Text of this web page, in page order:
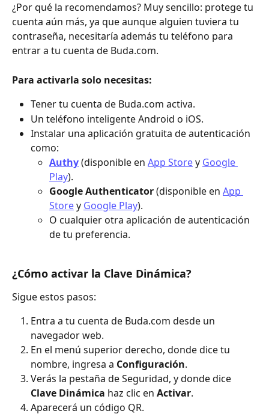
¿Por qué la recomendamos? Muy sencillo: protege tu
cuenta aún más, ya que aunque alguien tuviera tu
contraseña, necesitaría además tu teléfono para
entrar a tu cuenta de Buda.com.
Para activarla solo necesitas:
Tener tu cuenta de Buda.com activa.
Un teléfono inteligente Android o iOS.
Instalar una aplicación gratuita de autenticación
como:
Authy (disponible en App Store y Google
Play).
Google Authenticator (disponible en App
Store y Google Play).
O cualquier otra aplicación de autenticación
de tu preferencia.
¿Cómo activar la Clave Dinámica?
Sigue estos pasos:
Entra a tu cuenta de Buda.com desde un
navegador web.
En el menú superior derecho, donde dice tu
nombre, ingresa a Configuración.
Verás la pestaña de Seguridad, y donde dice
Clave Dinámica haz clic en Activar.
Aparecerá un código QR.